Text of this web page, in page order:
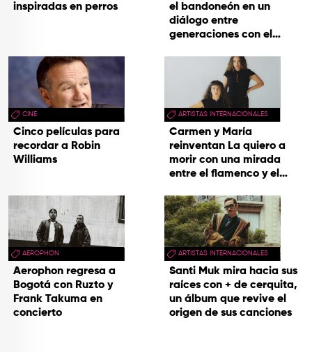
inspiradas en perros
CINE
Cinco películas para
recordar a Robin
Williams
AEROPHON
Aerophon regresa a
Bogotá con Ruzto y
Frank Takuma en
concierto
el bandoneón en un
diálogo entre
generaciones con el
hecho cenizas
ARTISTAS INTERNACIONALES
Carmen y María
reinventan La quiero a
morir con una mirada
entre el flamenco y el
ARTISTAS INTERNACIONALES
Santi Muk mira hacia sus
raíces con + de cerquita,
un álbum que revive el
origen de sus canciones